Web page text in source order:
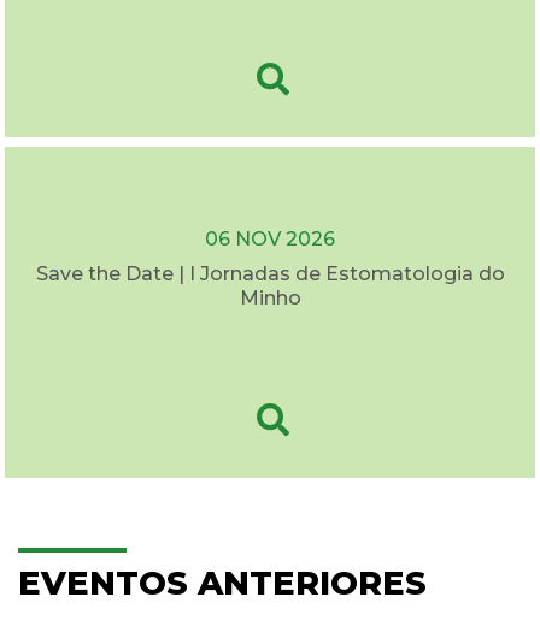
06 NOV 2026
Save the Date | I Jornadas de Estomatologia do
Minho
EVENTOS ANTERIORES